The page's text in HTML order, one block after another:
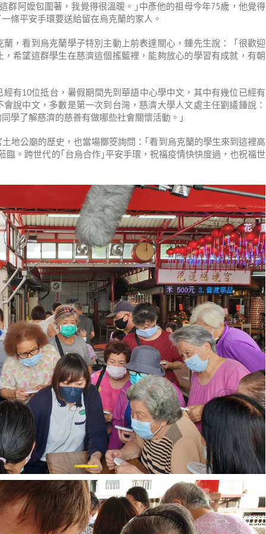
群阿嬤包圍著，我覺得很溫暖。｣中彥他的祖母今年75歲，他覺得
條平安手環要送給留在烏克蘭的家人。
，看到烏克蘭學子特別主動上前表達關心，鍾先生說：「很歡迎
希望這群學生在慈濟這個搖籃裡，能夠放心的學習有成就，有朝
有10位抵台，暑假期間先到華語中心學中文，其中有幾位已經有
說中文，多數是第一次到台灣，慈濟大學人文處主任劉議鍾說：
學了解慈濟的慈善有做哪些社會關懷活動。」
地公廟的歷史，也當場擲筊詢問：｢看到烏克蘭的學生來到這裡高
臨。跨世代的｢台烏合作｣平安手環，祝福疫情快快度過，也祝福世